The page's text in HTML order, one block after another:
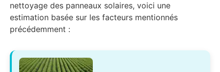
nettoyage des panneaux solaires, voici une
estimation basée sur les facteurs mentionnés
précédemment :